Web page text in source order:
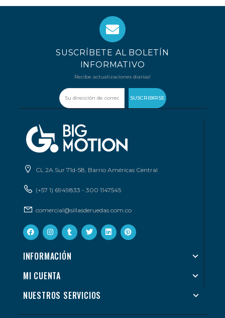
SUSCRÍBETE AL BOLETÍN
INFORMATIVO
Recibe actualizaciones diarias!
SUSCRIBIRSE
CL 2A Sur 71d-58, Barrio Américas Central
(+57 1) 6949833 - 300 1147545
comercial@sillasderuedas.com.co
INFORMACIÓN
MI CUENTA
NUESTROS SERVICIOS